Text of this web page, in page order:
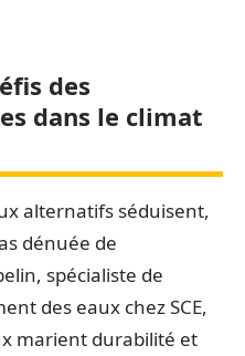
des
dans le climat
alternatifs séduisent,
dénuée de
spécialiste de
des eaux chez SCE,
marient durabilité et